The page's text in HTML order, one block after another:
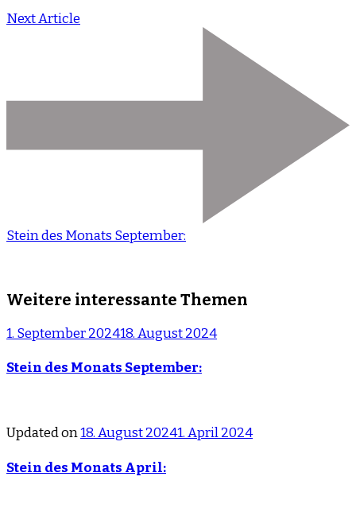
Next Article
Stein des Monats September:
Weitere interessante Themen
1. September 202418. August 2024
Stein des Monats September:
Updated on18. August 20241. April 2024
Stein des Monats April: